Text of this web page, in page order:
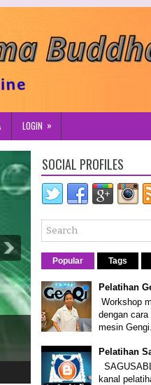
LOGIN »
SOCIAL PROFILES
Popular Tags
Pelatihan
Workshop
dengan
mesin Gengi.
Pelatihan
kanal